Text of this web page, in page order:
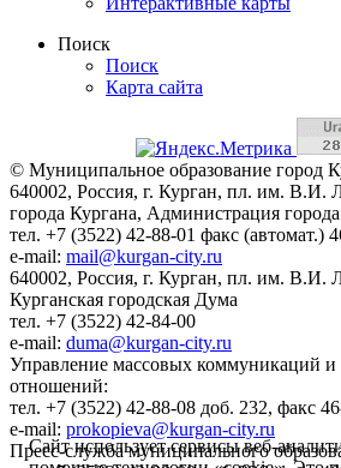
Поиск
Поиск
Карта сайта
© Муниципальное образование город
640002, Россия, г. Курган, пл. им. В.И.
города Кургана, Администрация
тел. +7 (3522) 42-88-01 факс (автомат.)
e-mail: mail@kurgan-city.ru
640002, Россия, г. Курган, пл. им. В.И.
Курганская городская Дума
тел. +7 (3522) 42-84-00
e-mail: duma@kurgan-city.ru
Управление массовых коммуникаций
отношений:
тел. +7 (3522) 42-88-08 доб. 232, факс
e-mail: prokopieva@kurgan-city.ru
Пресс-служба муниципального
Сайт использует сервисы веб-